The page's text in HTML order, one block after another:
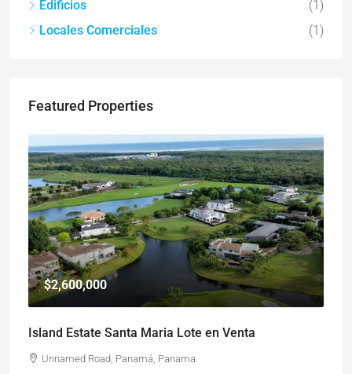
Edificios
(1)
Locales Comerciales
(1)
Featured Properties
$2,600,000
Island Estate Santa Maria Lote en Venta
Unnamed Road, Panamá, Panama